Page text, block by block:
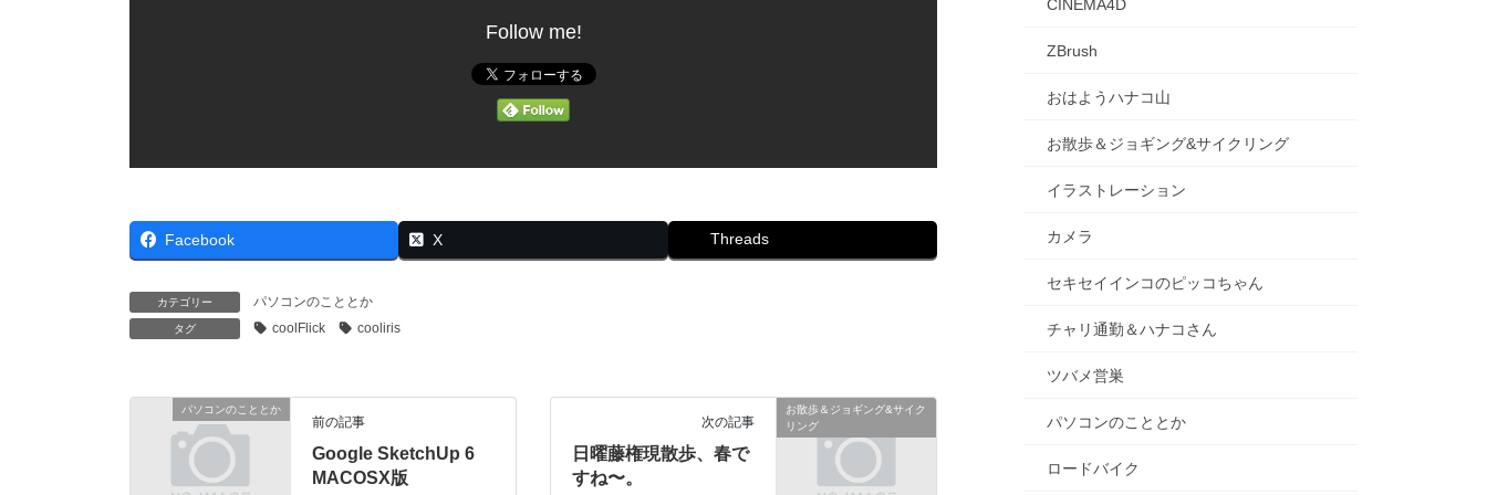
Follow me!
Facebook X Threads
カテゴリー パソコンのこととか
タグ coolFlick cooliris
パソコンのこととか
前の記事
Google SketchUp 6
MACOSX版
お散歩＆ジョギング&サイク
リング
次の記事
日曜藤権現散歩、春で
すね〜。
CINEMA4D
ZBrush
おはようハナコ山
お散歩＆ジョギング&サイクリング
イラストレーション
カメラ
セキセイインコのピッコちゃん
チャリ通勤＆ハナコさん
ツバメ営巣
パソコンのこととか
ロードバイク